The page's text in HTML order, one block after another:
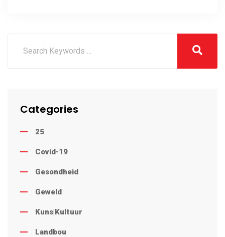
Categories
25
Covid-19
Gesondheid
Geweld
Kuns|Kultuur
Landbou